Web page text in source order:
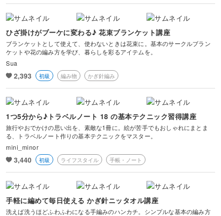
ポートレート
ひざ掛けがブーケに変わる♪ 花束ブランケット講座
ブランケットとして使えて、使わないときは花束に。基本のサークルブラン
ケットや花の編み方を学び、暮らしを彩るアイテムを。
Sua
2,393 初級 編み物 かぎ針編み
1つ5分から♪トラベルノート 18 の基本テクニック習得講座
旅行やおでかけの思い出を、素敵な1冊に。絵が苦手でもおしゃれにまとま
る、トラベルノート作りの基本テクニックをマスター。
mini_minor
3,440 初級 ライフスタイル 手帳・ノート
手軽に編めて毎日使える かぎ針ニッタオル講座
洗えば洗うほどふわふわになる手編みのハンカチ。シンプルな基本の編み方